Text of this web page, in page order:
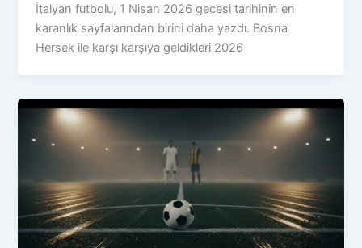
İtalyan futbolu, 1 Nisan 2026 gecesi tarihinin en
karanlık sayfalarından birini daha yazdı. Bosna
Hersek ile karşı karşıya geldikleri 2026